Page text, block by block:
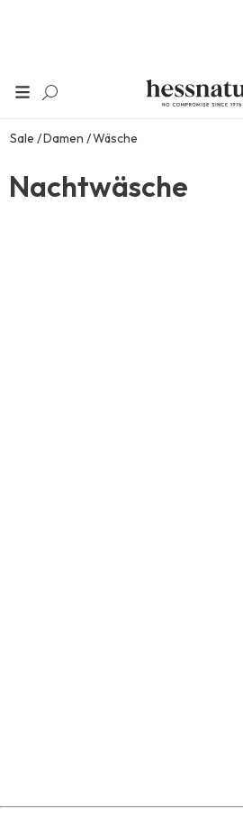
Sale Damen Wäsche
Nachtwäsche